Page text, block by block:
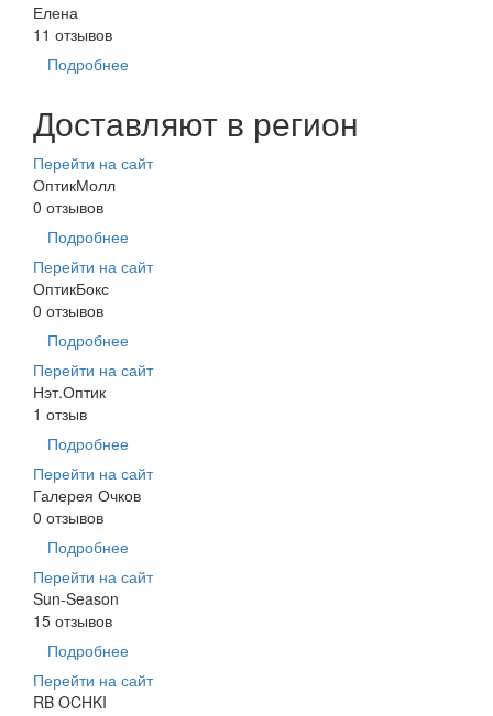
Елена
11 отзывов
Подробнее
Доставляют в регион
Перейти на сайт
ОптикМолл
0 отзывов
Подробнее
Перейти на сайт
ОптикБокс
0 отзывов
Подробнее
Перейти на сайт
Нэт.Оптик
1 отзыв
Подробнее
Перейти на сайт
Галерея Очков
0 отзывов
Подробнее
Перейти на сайт
Sun-Season
15 отзывов
Подробнее
Перейти на сайт
RB OCHKI